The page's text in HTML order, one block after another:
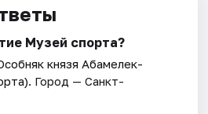
Музей спорта?
князя Абамелек-
. Город — Санкт-